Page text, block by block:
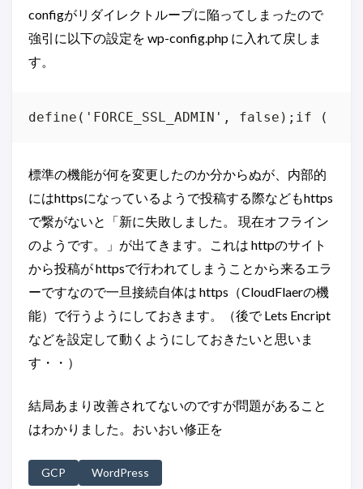
configがリダイレクトループに陥ってしまったので
強引に以下の設定を wp-config.php に入れて戻しま
す。
標準の機能が何を変更したのか分からぬが、内部的
にはhttpsになっているようで投稿する際などもhttps
で繋がないと「新に失敗しました。 現在オフライン
のようです。」が出てきます。これは httpのサイト
から投稿が httpsで行われてしまうことから来るエラ
ーですなので一旦接続自体は https（CloudFlaerの機
能）で行うようにしておきます。（後で Lets Encript
などを設定して動くようにしておきたいと思いま
す・・）
結局あまり改善されてないのですが問題があること
はわかりました。おいおい修正を
GCP WordPress